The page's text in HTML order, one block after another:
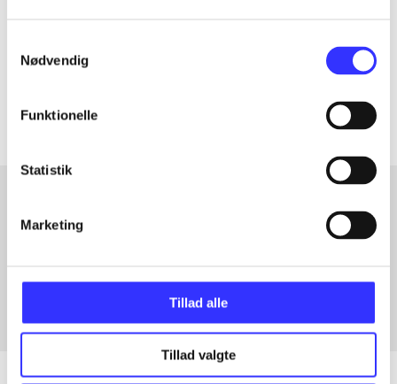
Nødvendig
Funktionelle
Statistik
Marketing
Tillad alle
Tillad valgte
Artikler med samme emner